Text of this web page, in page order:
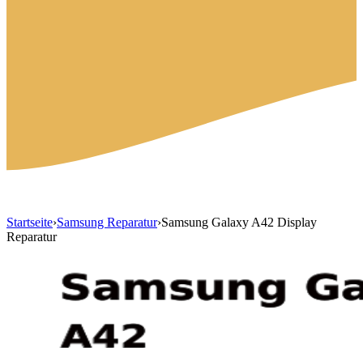
Startseite›Samsung Reparatur›Samsung Galaxy A42 Display
Reparatur